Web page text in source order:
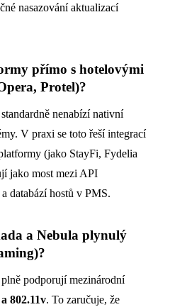
nasazování aktualizací
přímo s hotelovými
Protel)?
nenabízí nativní
V praxi se toto řeší integrací
(jako StayFi, Fydelia
jako most mezi API
databází hostů v PMS.
a Nebula plynulý
podporují mezinárodní
802.11v. To zaručuje, že